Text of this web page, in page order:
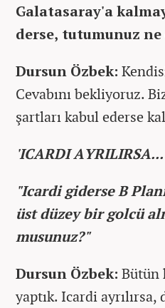
Galatasaray'a
derse, tutumunuz
Dursun Özbek:
Cevabını bekliyoruz.
şartları kabul ederse
'ICARDI
"Icardi giderse B
üst düzey bir golcü
musunuz?"
Dursun Özbek: Bütün
yaptık. Icardi